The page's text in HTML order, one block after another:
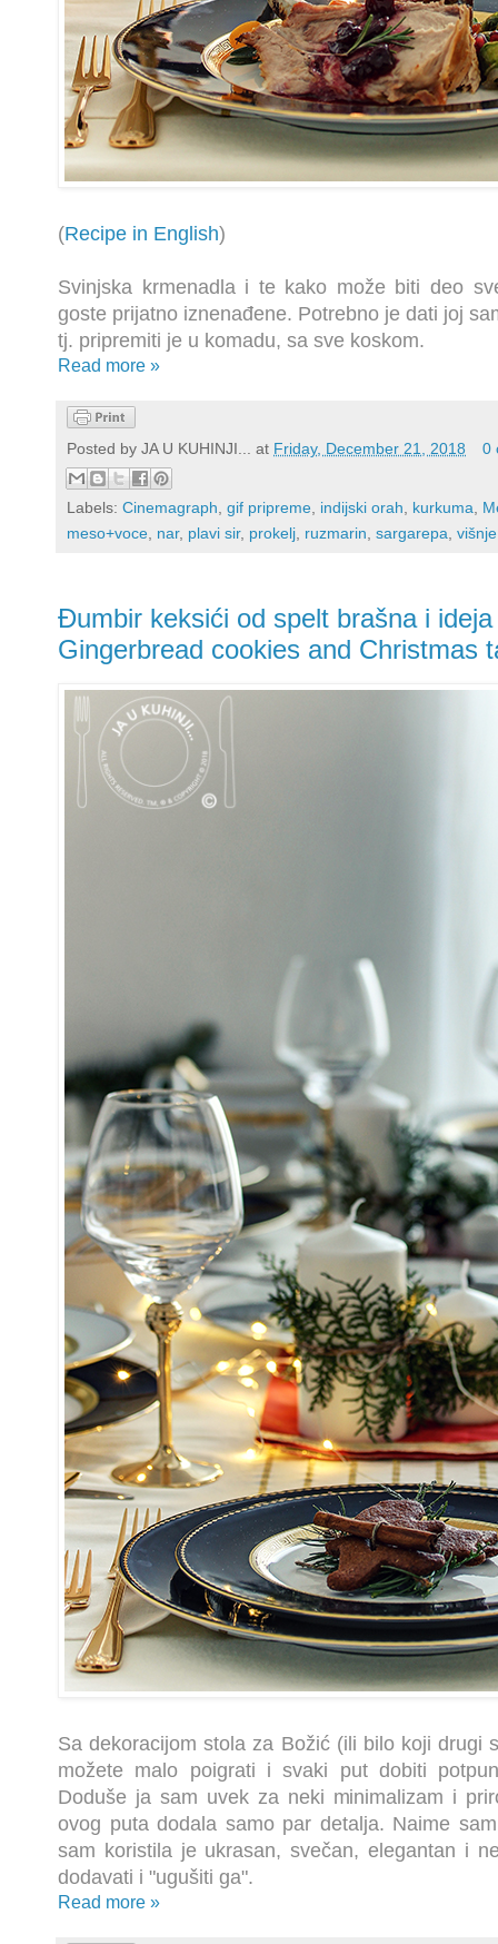
(Recipe in English)
Svinjska krmenadla i te kako može biti deo
goste prijatno iznenađene. Potrebno je dati joj
tj. pripremiti je u komadu, sa sve koskom.
Read more »
Posted by JA U KUHINJI... at Friday, December 21, 2018 0
Labels: Cinemagraph gif pripreme indijski orah kurkuma
meso+voce nar, plavi sir, prokelj ruzmarin sargarepa višnje
Đumbir keksići od spelt brašna i
Gingerbread cookies and Christmas
Sa dekoracijom stola za Božić (ili bilo koji drugi
možete malo poigrati i svaki put dobiti
Doduše ja sam uvek za neki minimalizam i
ovog puta dodala samo par detalja. Naime
sam koristila je ukrasan, svečan, elegantan i
dodavati i "ugušiti ga".
Read more »